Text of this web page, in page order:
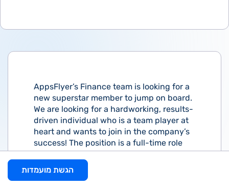
AppsFlyer’s Finance team is looking for a
new superstar member to jump on board.
We are looking for a hardworking, results-
driven individual who is a team player at
heart and wants to join in the company’s
success! The position is a full-time role
within the Finance department's
Accounts Receivable team.
הגשת מועמדות